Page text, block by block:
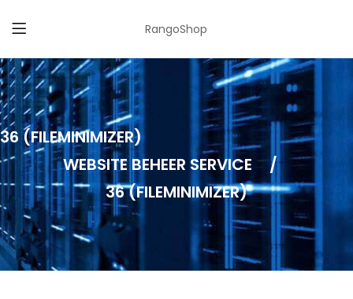
RangoShop
36 (FILEMINIMIZER)
WEBSITE BEHEER SERVICE
/
36 (FILEMINIMIZER)